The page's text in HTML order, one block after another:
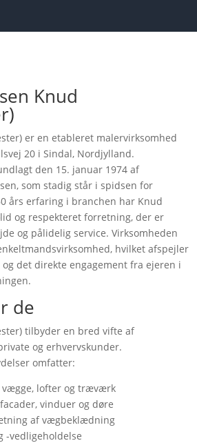
Knud
er en etableret malervirksomhed
20 i Sindal, Nordjylland.
den 15. januar 1974 af
som stadig står i spidsen for
års erfaring i branchen har Knud
og respekteret forretning, der er
og pålidelig service. Virksomheden
hvilket afspejler
det direkte engagement fra ejeren i
de
tilbyder en bred vifte af
og erhvervskunder.
omfatter:
vægge, lofter og træværk
vinduer og døre
af vægbeklædning
-vedligeholdelse